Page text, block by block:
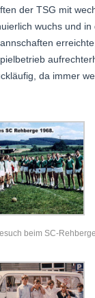
der TSG mit
wuchs und
da immer
beim SC-